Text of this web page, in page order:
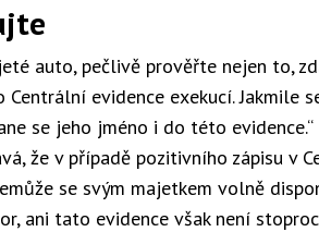
auto, pečlivě prověřte nejen to,
evidence exekucí. Jakmile
se jeho jméno i do této
že v případě pozitivního zápisu v
se svým majetkem volně
ani tato evidence však není